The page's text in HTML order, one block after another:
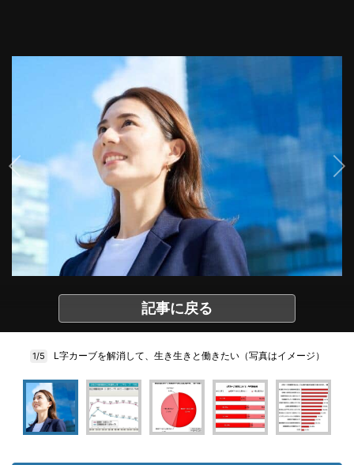
記事に戻る
1/5 L字カーブを解消して、生き生きと働きたい（写真はイメージ）